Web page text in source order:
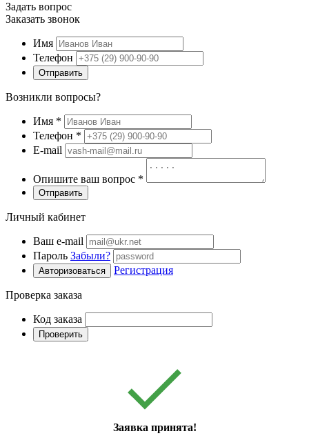
Задать вопрос
Заказать звонок
Имя
Телефон
Отправить
Возникли вопросы?
Имя *
Телефон *
E-mail
Опишите ваш вопрос *
Отправить
Личный кабинет
Ваш e-mail
Пароль Забыли?
Авторизоваться Регистрация
Проверка заказа
Код заказа
Проверить
Заявка принята!